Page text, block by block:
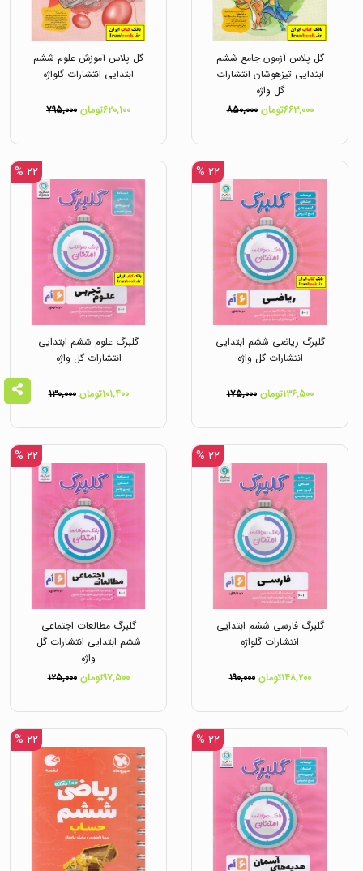
گل پلاس آزمون جامع ششم
ابتدایی تیزهوشان انتشارات
گل واژه
۶۶۳,۰۰۰تومان
۸۵۰,۰۰۰
گل پلاس آموزش علوم ششم
ابتدایی انتشارات گلواژه
۶۲۰,۱۰۰تومان ۷۹۵,۰۰۰
۲۲ %
گلبرگ ریاضی ششم ابتدایی
انتشارات گل واژه
۱۳۶,۵۰۰تومان ۱۷۵,۰۰۰
۲۲ %
گلبرگ علوم ششم ابتدایی
انتشارات گل واژه
۱۰۱,۴۰۰تومان ۱۳۰,۰۰۰
۲۲ %
گلبرگ فارسی ششم ابتدایی
انتشارات گلواژه
۱۴۸,۲۰۰تومان ۱۹۰,۰۰۰
۲۲ %
گلبرگ مطالعات اجتماعی
ششم ابتدایی انتشارات گل
واژه
۹۷,۵۰۰تومان
۱۲۵,۰۰۰
۲۲ % ۲۲ %